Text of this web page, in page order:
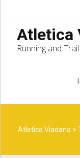
Atletica
Running and
Atletica Viadana >